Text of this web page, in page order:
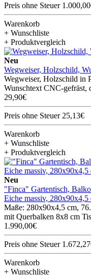
Preis ohne Steuer
Warenkorb
+ Wunschliste
+ Produktvergleich
Neu
Wegweiser, Holzschild,
Wegweiser, Holzschild in
Wunschtext CNC-gefräst,
29,90€
Preis ohne Steuer 25,13€
Warenkorb
+ Wunschliste
+ Produktvergleich
Neu
"Finca" Gartentisch,
Eiche massiv, 280x90x4,5
Maße: 280x90x4,5 cm,
mit Querbalken 8x8 cm
1.990,00€
Preis ohne Steuer
Warenkorb
+ Wunschliste